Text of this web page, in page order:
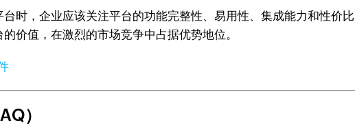
时，企业应该关注平台的功能完整性、易用性、集成能力和性价
价值，在激烈的市场竞争中占据优势地位。
）